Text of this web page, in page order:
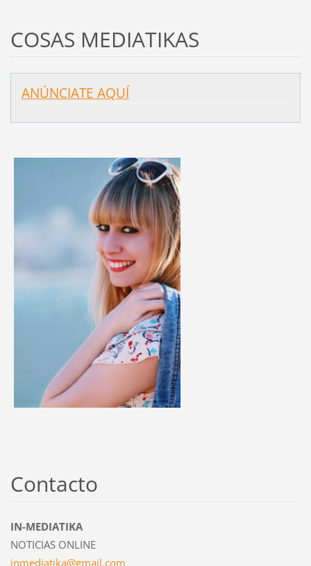
COSAS MEDIATIKAS
ANÚNCIATE AQUÍ
Contacto
IN-MEDIATIKA
NOTICIAS ONLINE
inmediatika@gmail.com